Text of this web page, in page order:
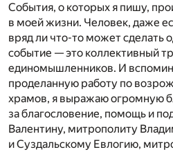
События, о которых я пишу,
в моей жизни. Человек, даже
вряд ли что-то может сделать
событие — это коллективный
единомышленников. И
проделанную работу по
храмов, я выражаю огромную
за благословение, помощь и
Валентину, митрополиту
и Суздальскому Евлогию,